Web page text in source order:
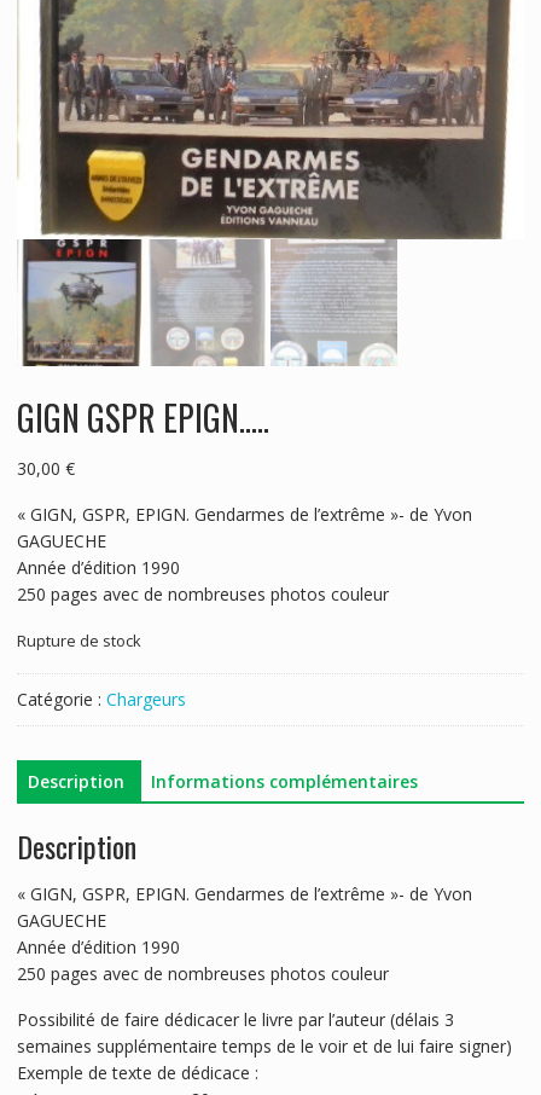
GIGN GSPR EPIGN…..
30,00 €
« GIGN, GSPR, EPIGN. Gendarmes de l’extrême »- de Yvon
GAGUECHE
Année d’édition 1990
250 pages avec de nombreuses photos couleur
Rupture de stock
Catégorie : Chargeurs
Description Informations complémentaires
Description
« GIGN, GSPR, EPIGN. Gendarmes de l’extrême »- de Yvon
GAGUECHE
Année d’édition 1990
250 pages avec de nombreuses photos couleur
Possibilité de faire dédicacer le livre par l’auteur (délais 3
semaines supplémentaire temps de le voir et de lui faire signer)
Exemple de texte de dédicace :